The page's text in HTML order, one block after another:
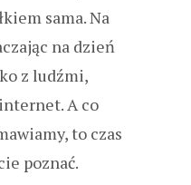
sama. Na
na dzień
z ludźmi,
A co
to czas
poznać.